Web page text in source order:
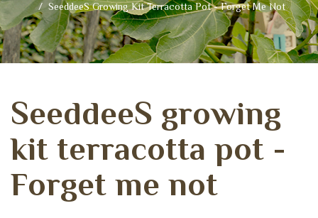
SeeddeeS Growing Kit Terracotta Pot - Forget Me Not
SeeddeeSgrowing
kitterracottapot -
Forgetmenot